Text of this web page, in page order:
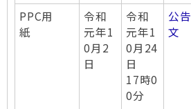
PPC用
紙
令和
元年1
0月2
日
令和
元年1
0月24
日
17時0
0分
公告
文